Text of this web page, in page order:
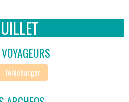
Télécharger